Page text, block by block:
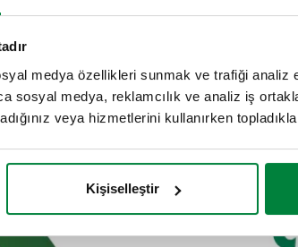
medya özellikleri sunmak ve trafiği analiz
sosyal medya, reklamcılık ve analiz iş
veya hizmetlerini kullanırken
Kişiselleştir